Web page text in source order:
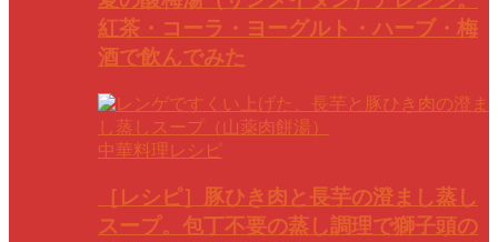
紅茶・コーラ・ヨーグルト・ハーブ・梅
酒で飲んでみた
中華料理レシピ
［レシピ］豚ひき肉と長芋の澄まし蒸し
スープ。包丁不要の蒸し調理で獅子頭の